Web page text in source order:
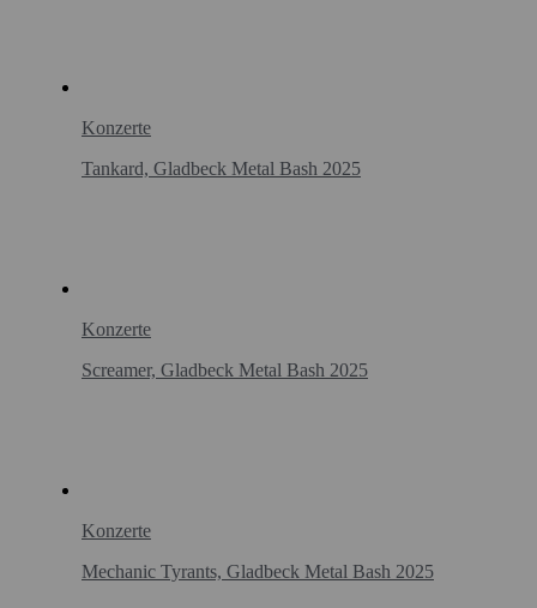
Konzerte
Tankard, Gladbeck Metal Bash 2025
Konzerte
Screamer, Gladbeck Metal Bash 2025
Konzerte
Mechanic Tyrants, Gladbeck Metal Bash 2025